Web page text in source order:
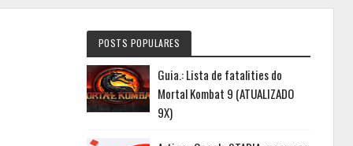
POSTS POPULARES
Guia.: Lista de fatalities do
Mortal Kombat 9 (ATUALIZADO
9X)